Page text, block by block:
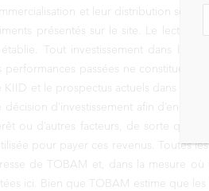
et leur distribution
présentés sur le site. Le lecteur
Tout investissement dans la
performances passées ne constituent
KIID et le prospectus actuels dans
d’investissement afin d’en
ou d’autres facteurs, de sorte que
pour payer ces revenus. Toutes
de TOBAM et, dans la mesure
ici. Bien que TOBAM estime que